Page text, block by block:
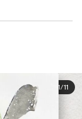
1/11